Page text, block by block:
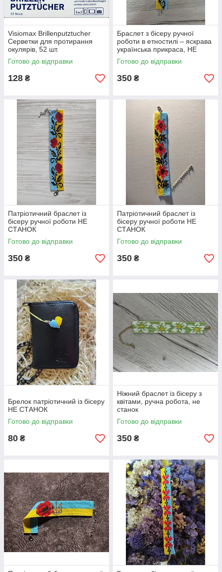
Visiomax Brillenputztucher
Серветки для протирання
окулярів, 52 шт.
Готово до відправки
128 ₴
Браслет з бісеру ручної
роботи в етностилі – яскрава
українська прикраса, НЕ
СТАНОК
Готово до відправки
350 ₴
Патріотичний браслет із
бісеру ручної роботи НЕ
СТАНОК
Готово до відправки
350 ₴
Патріотичний браслет із
бісеру ручної роботи НЕ
СТАНОК
Готово до відправки
350 ₴
Брелок патріотичний із бісеру
НЕ СТАНОК
Готово до відправки
80 ₴
Ніжний браслет із бісеру з
квітами, ручна робота, не
станок
Готово до відправки
350 ₴